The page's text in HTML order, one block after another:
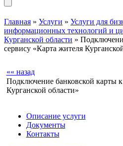
Главная » Услуги » Услуги для
информационных технологий и
Курганской области »
сервису «Карта жителя
«« назад
Подключение банковской карты
Курганской области»
Описание услуги
Документы
Контакты